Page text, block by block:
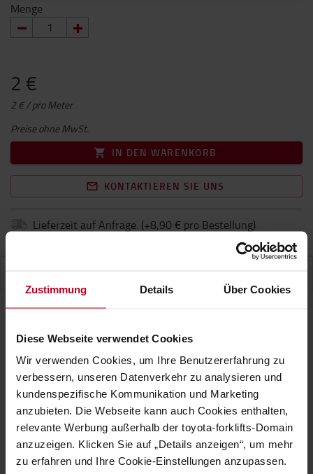
Zustimmung Details Über Cookies
Diese Webseite verwendet Cookies
Wir verwenden Cookies, um Ihre Benutzererfahrung zu
verbessern, unseren Datenverkehr zu analysieren und
kundenspezifische Kommunikation und Marketing
anzubieten. Die Webseite kann auch Cookies enthalten,
relevante Werbung außerhalb der toyota-forklifts-Domain
anzuzeigen. Klicken Sie auf „Details anzeigen“, um mehr
zu erfahren und Ihre Cookie-Einstellungen anzupassen.
Menge
2 €
2 € / pro Meter
Preise ohne MwSt.
IN DEN WARENKORB
KONTAKTIEREN SIE UNS
Lieferzeit auf Anfrage. (+8,90 € pro Bestellung)
Eigenschaften
Wasserfüllschlauch und Endkappe für
Batteriefüllsystem
Technische Eigenschaften
*Farbe: Transparent*Material: PVC